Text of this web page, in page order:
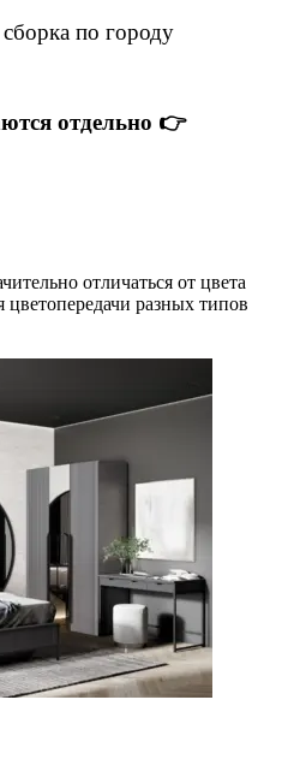
по городу
отдельно 👉
отличаться от цвета
цветопередачи разных типов